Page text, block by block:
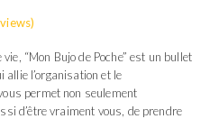
“Mon Bujo de Poche” est un bullet
l’organisation et le
permet non seulement
d’être vraiment vous, de prendre